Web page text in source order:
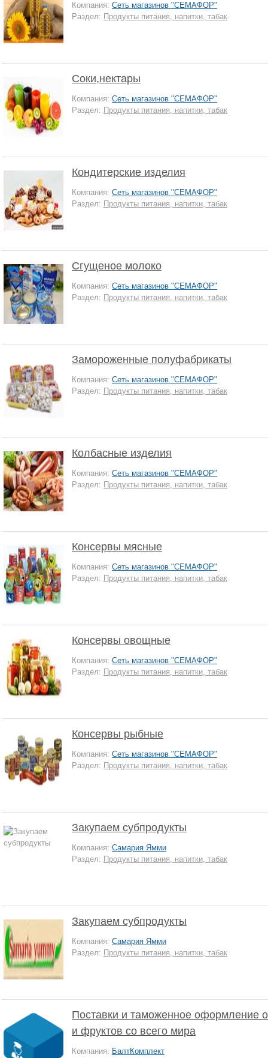
Компания: Сеть магазинов "СЕМАФОР"
Раздел: Продукты питания, напитки, табак
Соки,нектары
Компания: Сеть магазинов "СЕМАФОР"
Раздел: Продукты питания, напитки, табак
Кондитерские изделия
Компания: Сеть магазинов "СЕМАФОР"
Раздел: Продукты питания, напитки, табак
Сгущеное молоко
Компания: Сеть магазинов "СЕМАФОР"
Раздел: Продукты питания, напитки, табак
Замороженные полуфабрикаты
Компания: Сеть магазинов "СЕМАФОР"
Раздел: Продукты питания, напитки, табак
Колбасные изделия
Компания: Сеть магазинов "СЕМАФОР"
Раздел: Продукты питания, напитки, табак
Консервы мясные
Компания: Сеть магазинов "СЕМАФОР"
Раздел: Продукты питания, напитки, табак
Консервы овощные
Компания: Сеть магазинов "СЕМАФОР"
Раздел: Продукты питания, напитки, табак
Консервы рыбные
Компания: Сеть магазинов "СЕМАФОР"
Раздел: Продукты питания, напитки, табак
Закупаем субпродукты
Компания: Самария Ямми
Раздел: Продукты питания, напитки, табак
Закупаем субпродукты
Компания: Самария Ямми
Раздел: Продукты питания, напитки, табак
Поставки и таможенное оформление
и фруктов со всего мира
Компания: БалтКомплект